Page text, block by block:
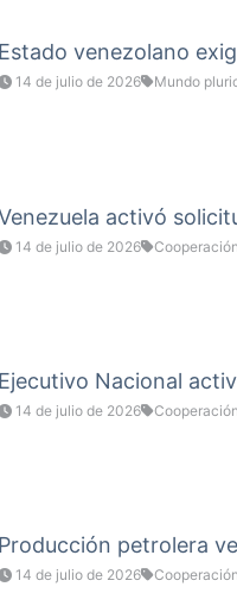
Estado venezolano
14 de julio de 2026 Mundo
activó
14 de julio de 2026
Ejecutivo Nacional
14 de julio de 2026
Producción petrolera
14 de julio de 2026